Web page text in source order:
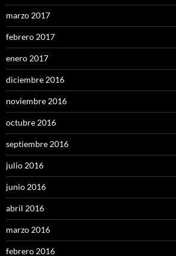
marzo 2017
febrero 2017
enero 2017
diciembre 2016
noviembre 2016
octubre 2016
septiembre 2016
julio 2016
junio 2016
abril 2016
marzo 2016
febrero 2016